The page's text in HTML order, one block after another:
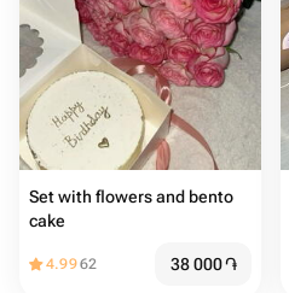
Set with flowers and bento
cake
4.9962 38 000֏